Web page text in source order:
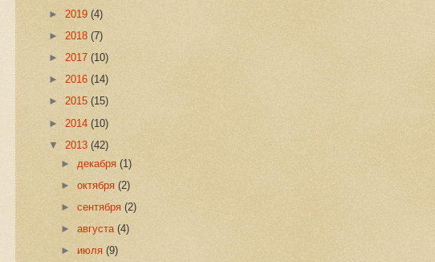
► 2019 (4)
► 2018 (7)
► 2017 (10)
► 2016 (14)
► 2015 (15)
► 2014 (10)
▼ 2013 (42)
► декабря(1)
►октября(2)
►сентября(2)
►августа(4)
►июля(9)